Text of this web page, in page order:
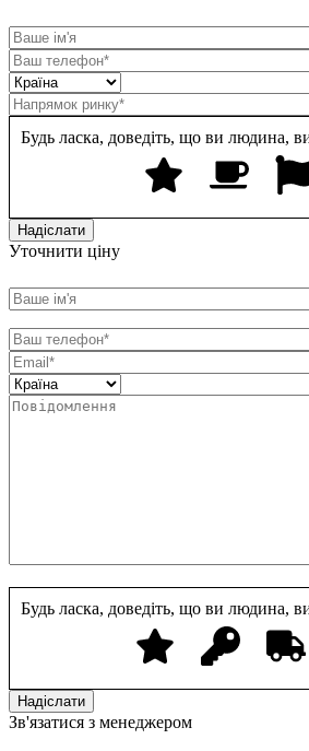
Будь ласка, доведіть, що ви людина,
Уточнити ціну
Будь ласка, доведіть, що ви людина,
Зв'язатися з менеджером